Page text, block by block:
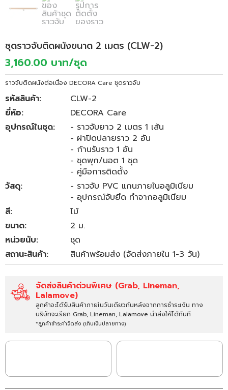
ชุดราวจับติดผนังขนาด 2 เมตร (CLW-2)
3,160.00 บาท/ชุด
ราวจับติดผนังต่อเนื่อง DECORA Care ชุดราวจับ
รหัสสินค้า:
CLW-2
ยี่ห้อ:
DECORA Care
อุปกรณ์ในชุด:
- ราวจับยาว 2 เมตร 1 เส้น
- ฝาปิดปลายราว 2 อัน
- ก้านรับราว 1 อัน
- ชุดพุก/นอต 1 ชุด
- คู่มือการติดตั้ง
วัสดุ:
- ราวจับ PVC แกนภายในอลูมิเนียม
- อุปกรณ์จับยึด ทำจากอลูมิเนียม
สี:
ไม้
ขนาด:
2 ม.
หน่วยนับ:
ชุด
สถานะสินค้า:
สินค้าพร้อมส่ง (จัดส่งภายใน 1-3 วัน)
จัดส่งสินค้าด่วนพิเศษ (Grab, Lineman,
Lalamove)
ลูกค้าจะได้รับสินค้าภายในวันเดียวกันหลังจากการชำระเงิน ทาง
บริษัทจะเรียก Grab, Lineman, Lalamove นำส่งให้ได้ทันที
*ลูกค้าชำระค่าจัดส่ง (เก็บเงินปลายทาง)